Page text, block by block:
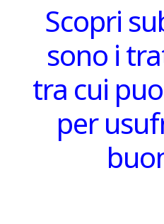
Scopri
sono i
tra cui
per